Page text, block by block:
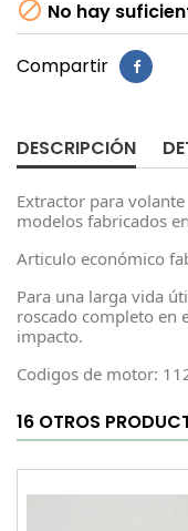
 No hay
Compartir
DESCRIPCIÓN
Extractor para
modelos fabricados
Articulo económico
Para una larga vida
roscado completo en
impacto.
Codigos de motor:
16 OTROS